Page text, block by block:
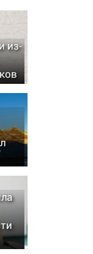
из-